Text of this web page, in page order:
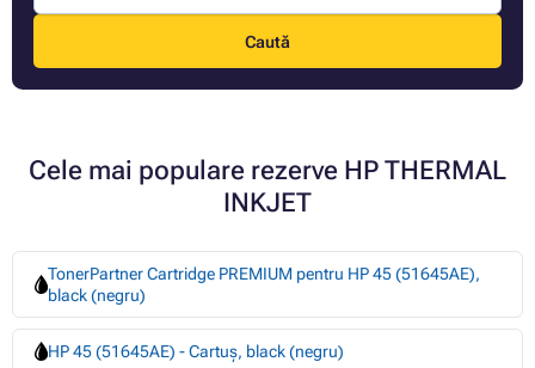
Caută
Cele mai populare rezerve HP THERMAL
INKJET
TonerPartner Cartridge PREMIUM pentru HP 45 (51645AE),
black (negru)
HP 45 (51645AE) - Cartuș, black (negru)